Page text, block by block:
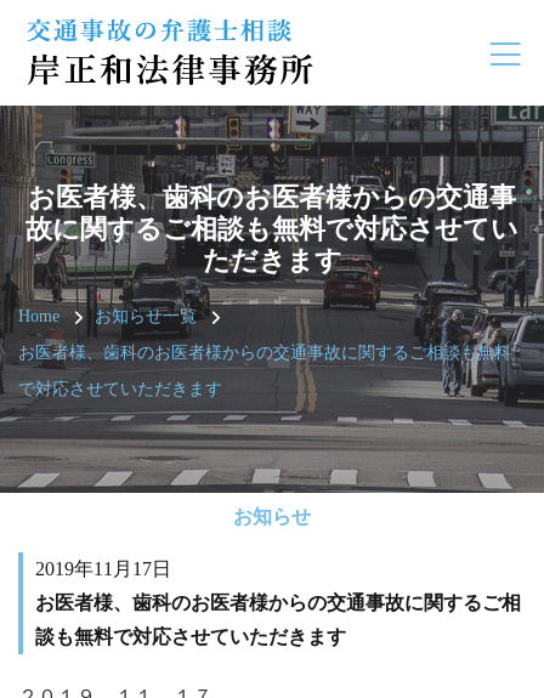
お医者様、歯科のお医者様からの交通事
故に関するご相談も無料で対応させてい
ただきます
Home
お知らせ一覧
お医者様、歯科のお医者様からの交通事故に関するご相談も無料
で対応させていただきます
お知らせ
2019年11月17日
お医者様、歯科のお医者様からの交通事故に関するご相
談も無料で対応させていただきます